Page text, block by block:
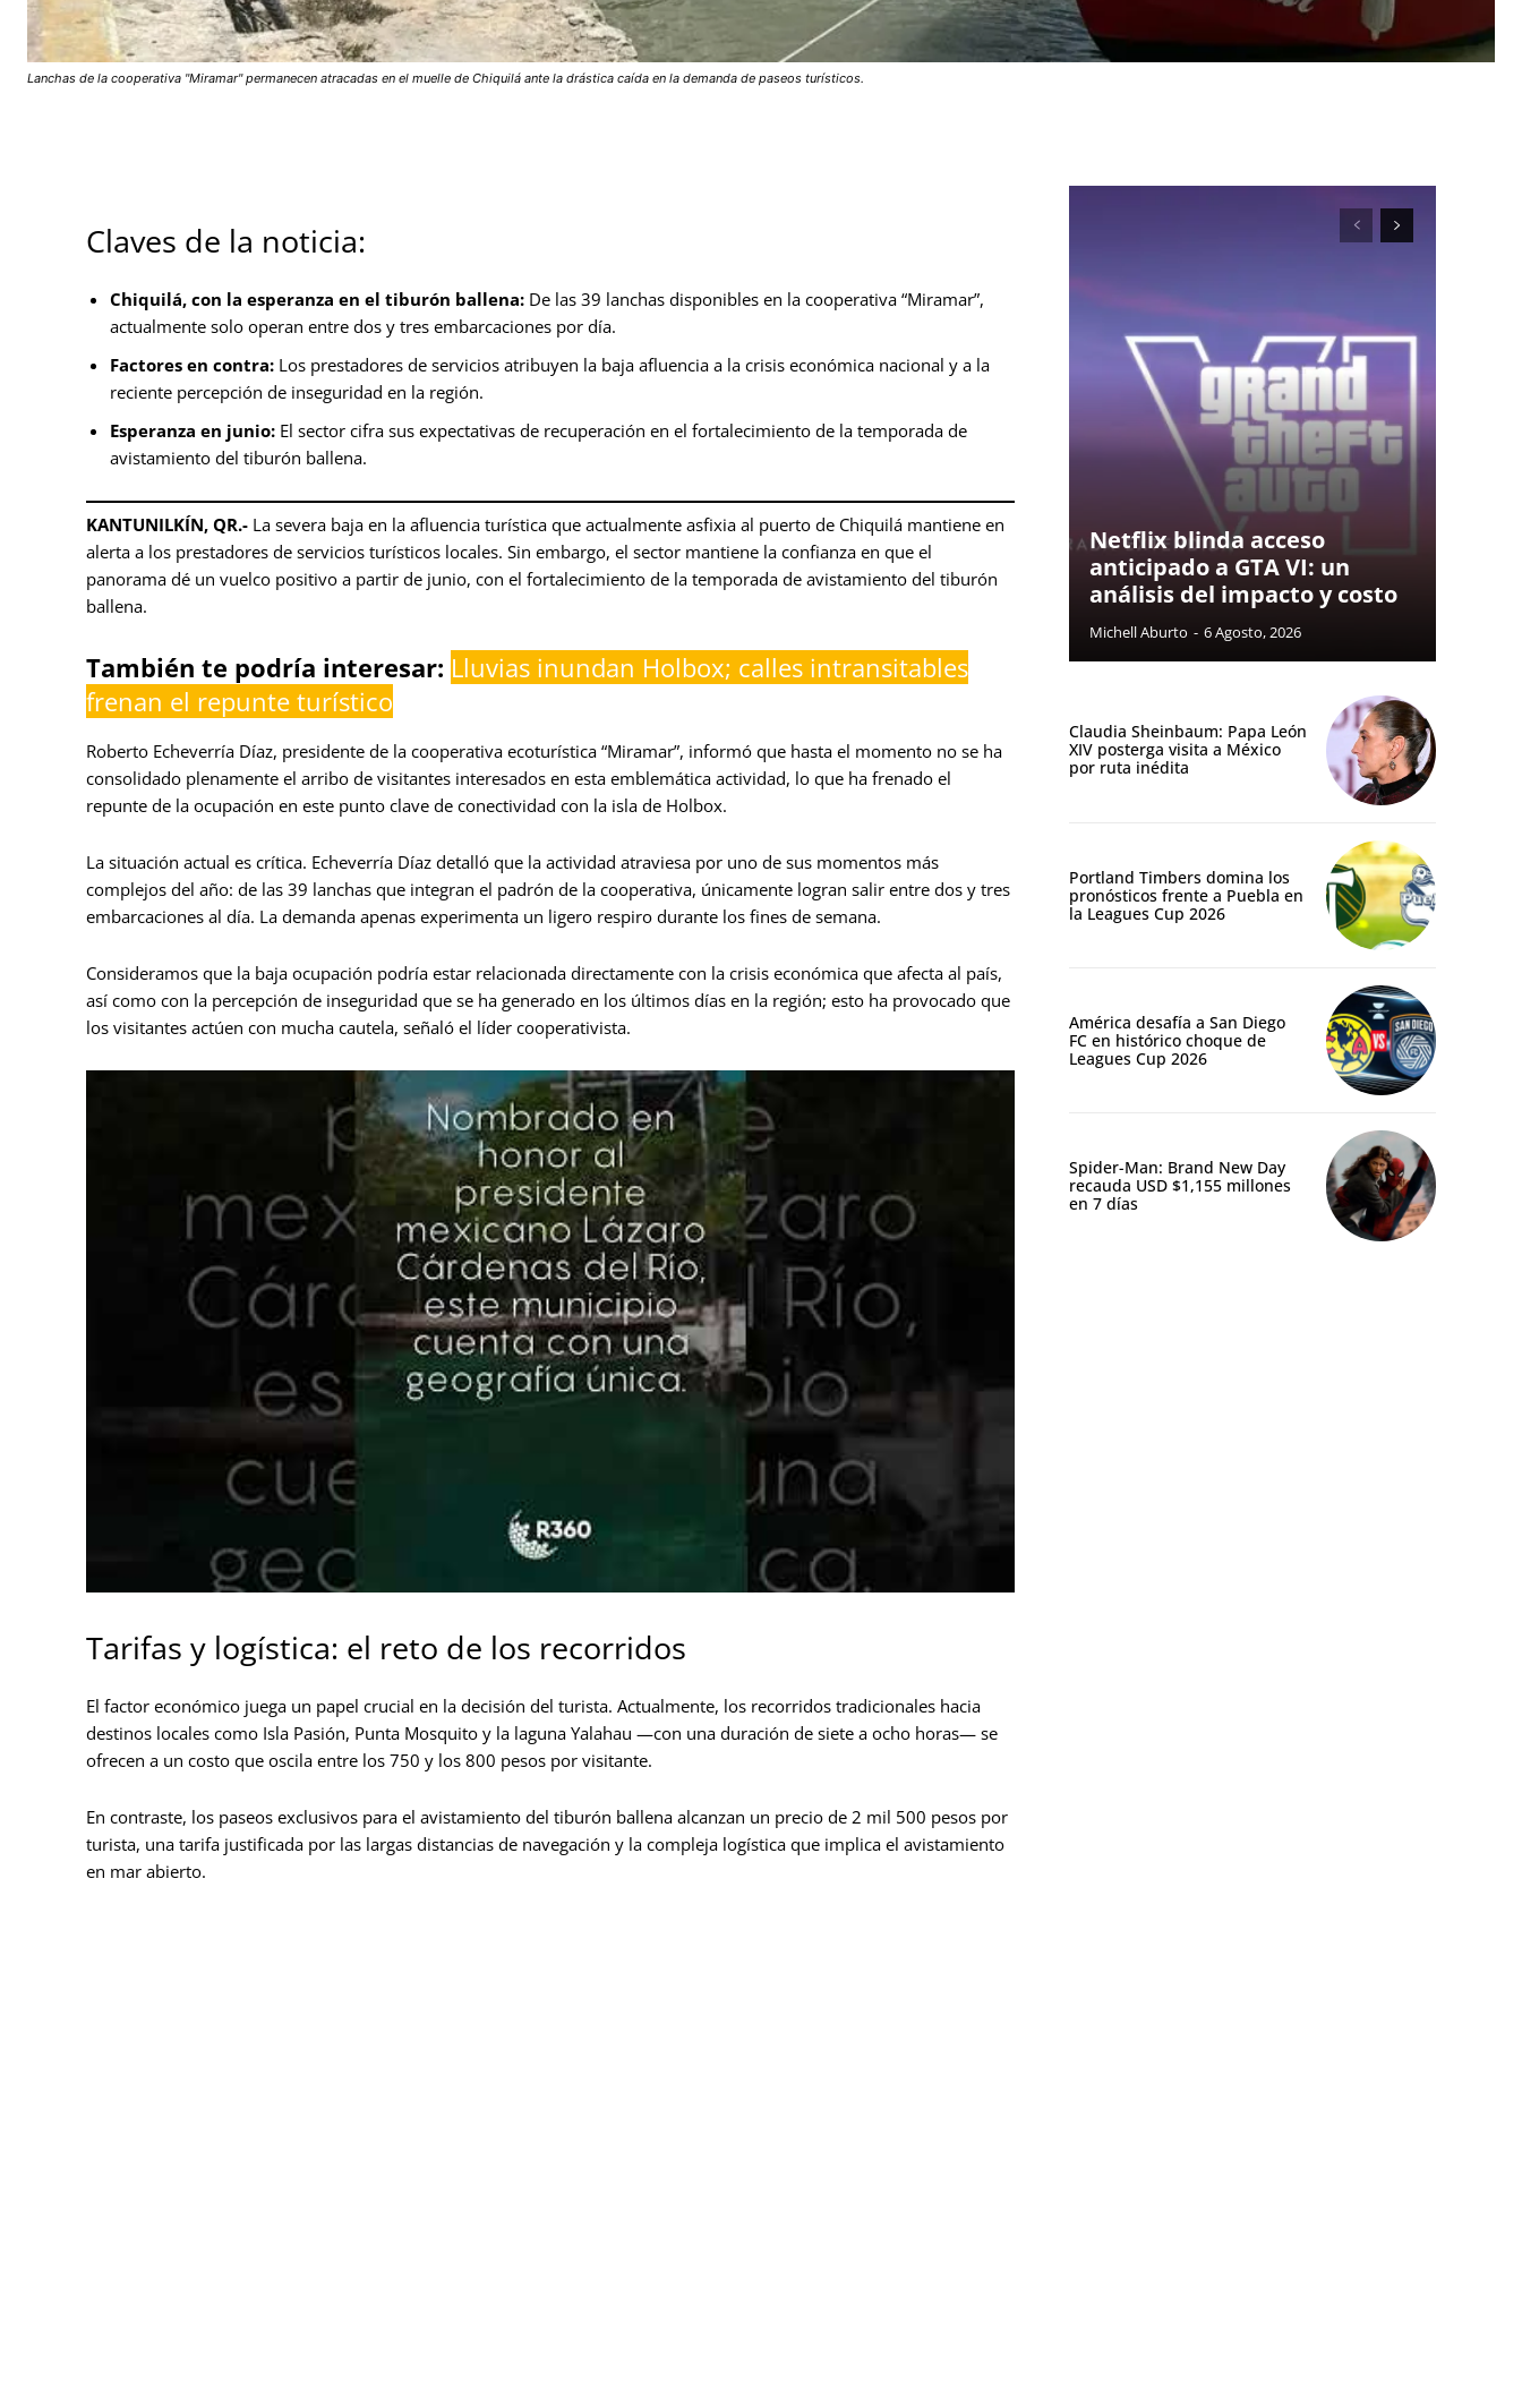
Lanchas de la cooperativa "Miramar" permanecen atracadas en el muelle de Chiquilá ante la drástica caída en la demanda de paseos turísticos.
Claves de la noticia:
Chiquilá, con la esperanza en el tiburón ballena: De las 39 lanchas disponibles en la cooperativa “Miramar”,
actualmente solo operan entre dos y tres embarcaciones por día.
Factores en contra: Los prestadores de servicios atribuyen la baja afluencia a la crisis económica nacional y a la
reciente percepción de inseguridad en la región.
Esperanza en junio: El sector cifra sus expectativas de recuperación en el fortalecimiento de la temporada de
avistamiento del tiburón ballena.
KANTUNILKÍN, QR.- La severa baja en la afluencia turística que actualmente asfixia al puerto de Chiquilá mantiene en
alerta a los prestadores de servicios turísticos locales. Sin embargo, el sector mantiene la confianza en que el
panorama dé un vuelco positivo a partir de junio, con el fortalecimiento de la temporada de avistamiento del tiburón
ballena.
También te podría interesar: Lluvias inundan Holbox; calles intransitables
frenan el repunte turístico
Roberto Echeverría Díaz, presidente de la cooperativa ecoturística “Miramar”, informó que hasta el momento no se ha
consolidado plenamente el arribo de visitantes interesados en esta emblemática actividad, lo que ha frenado el
repunte de la ocupación en este punto clave de conectividad con la isla de Holbox.
La situación actual es crítica. Echeverría Díaz detalló que la actividad atraviesa por uno de sus momentos más
complejos del año: de las 39 lanchas que integran el padrón de la cooperativa, únicamente logran salir entre dos y tres
embarcaciones al día. La demanda apenas experimenta un ligero respiro durante los fines de semana.
Consideramos que la baja ocupación podría estar relacionada directamente con la crisis económica que afecta al país,
así como con la percepción de inseguridad que se ha generado en los últimos días en la región; esto ha provocado que
los visitantes actúen con mucha cautela, señaló el líder cooperativista.
Tarifas y logística: el reto de los recorridos
El factor económico juega un papel crucial en la decisión del turista. Actualmente, los recorridos tradicionales hacia
destinos locales como Isla Pasión, Punta Mosquito y la laguna Yalahau —con una duración de siete a ocho horas— se
ofrecen a un costo que oscila entre los 750 y los 800 pesos por visitante.
En contraste, los paseos exclusivos para el avistamiento del tiburón ballena alcanzan un precio de 2 mil 500 pesos por
turista, una tarifa justificada por las largas distancias de navegación y la compleja logística que implica el avistamiento
en mar abierto.
Netflix blinda acceso
anticipado a GTA VI: un
análisis del impacto y costo
Michell Aburto - 6 Agosto, 2026
Claudia Sheinbaum: Papa León
XIV posterga visita a México
por ruta inédita
Portland Timbers domina los
pronósticos frente a Puebla en
la Leagues Cup 2026
América desafía a San Diego
FC en histórico choque de
Leagues Cup 2026
Spider-Man: Brand New Day
recauda USD $1,155 millones
en 7 días